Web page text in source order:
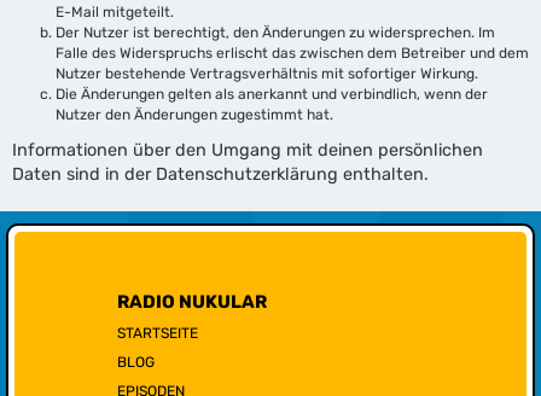
E-Mail mitgeteilt.
Der Nutzer ist berechtigt, den Änderungen zu widersprechen. Im
Falle des Widerspruchs erlischt das zwischen dem Betreiber und dem
Nutzer bestehende Vertragsverhältnis mit sofortiger Wirkung.
Die Änderungen gelten als anerkannt und verbindlich, wenn der
Nutzer den Änderungen zugestimmt hat.
Informationen über den Umgang mit deinen persönlichen
Daten sind in der Datenschutzerklärung enthalten.
RADIO NUKULAR
STARTSEITE
BLOG
EPISODEN